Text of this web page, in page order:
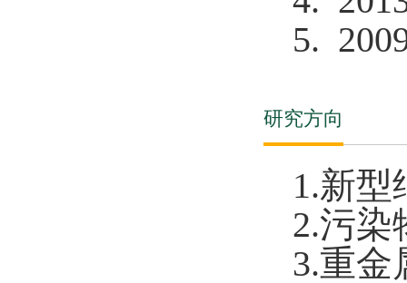
5.
研究方向
1.新型
2.污染
3.重金